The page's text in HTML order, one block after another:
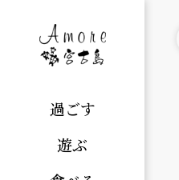
過ごす
遊ぶ